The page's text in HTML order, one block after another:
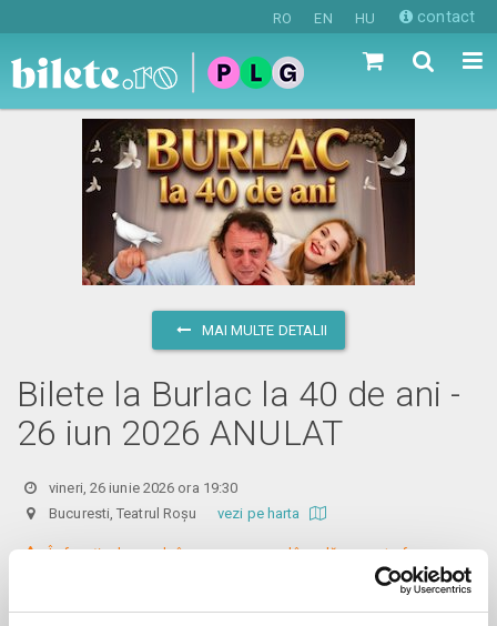
RO EN HU contact
MAI MULTE DETALII
Bilete la Burlac la 40 de ani -
26 iun 2026 ANULAT
vineri, 26 iunie 2026 ora 19:30
Bucuresti, Teatrul Roșu vezi pe harta
În funcție de ora de începere, accesul în sală se poate face cu o
oră / cu 40 minute mai devreme, fiind permis cu până la 10 minute